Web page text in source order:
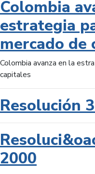
Colombia
estrategia
mercado de
Colombia avanza en la
capitales
Resolución
2000